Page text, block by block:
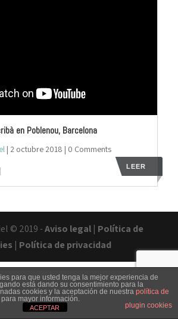
en Poblenou, Barcelona
| 2 octubre 2018 | 0 Comments
LEER
© 2019 -Aviso legal | Política de
| Política de privacidad
Redes sociales Contacto
para que usted tenga la mejor experiencia de
está dando su consentimiento para la
cookies y la aceptación de nuestra política de
mayor información.
plugin cookies
ACEPTAR